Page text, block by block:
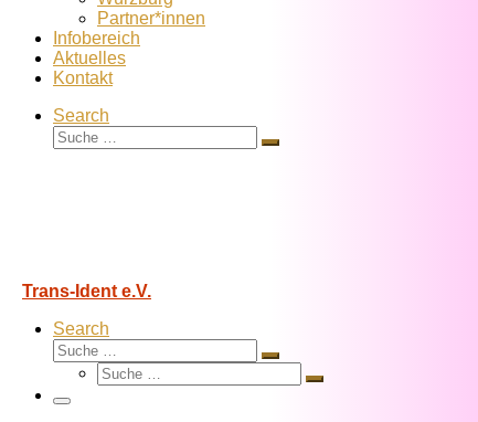
Partner*innen
Infobereich
Aktuelles
Kontakt
Search
Suche
Suche
Trans-Ident e.V.
Search
Suche
Suche
Suche
Suche
Menü